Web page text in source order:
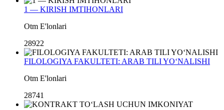
1 — KIRISH IMTIHONLARI
Otm E'lonlari
28922
FILOLOGIYA FAKULTETI: ARAB TILI YO‘NALISHI
Otm E'lonlari
28741